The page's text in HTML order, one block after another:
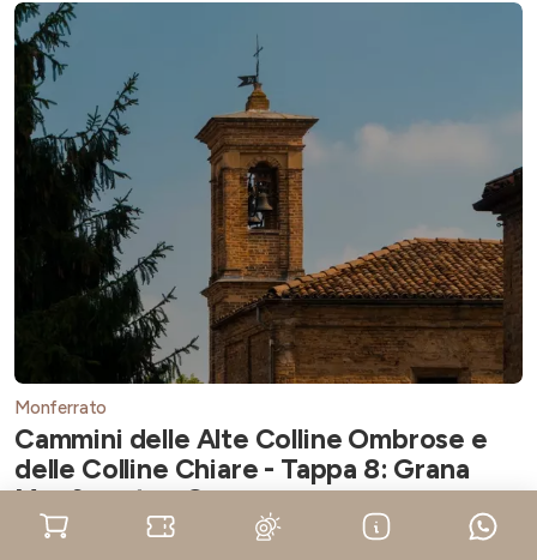
Monferrato
Cammini delle Alte Colline Ombrose e
delle Colline Chiare - Tappa 8: Grana
Monferrato - Casorzo
Lunghezza 11.2 km